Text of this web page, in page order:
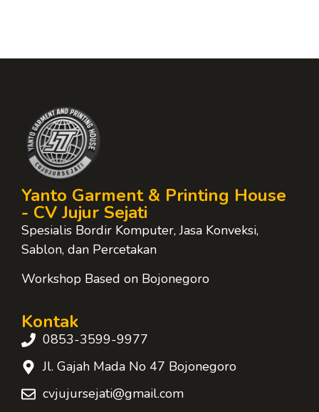
Yanto Garment & Printing House
- CV Jujur Sejati
Spesialis Bordir Komputer, Jasa Konveksi,
Sablon, dan Percetakan
Workshop Based on Bojonegoro
Kontak
0853-3599-9977
Jl. Gajah Mada No 47 Bojonegoro
cvjujursejati@gmail.com